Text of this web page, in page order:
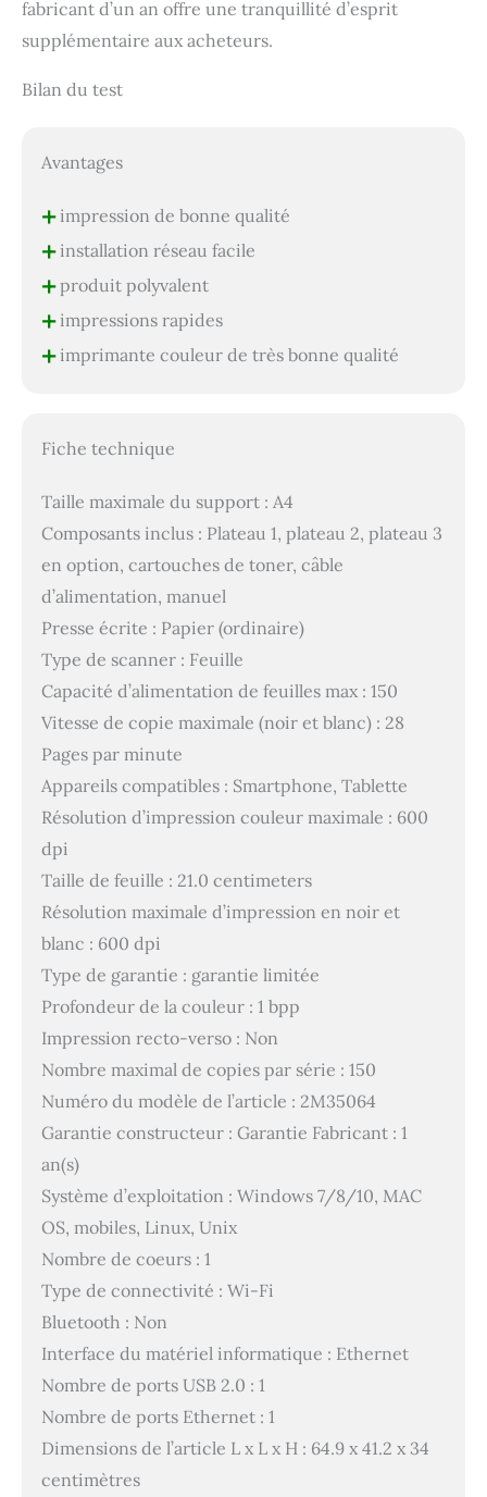
fabricant d’un an offre une tranquillité d’esprit
supplémentaire aux acheteurs.
Bilan du test
Avantages
+impression de bonne qualité
+installation réseau facile
+produit polyvalent
+impressions rapides
+imprimante couleur de très bonne qualité
Fiche technique
Taille maximale du support : A4
Composants inclus : Plateau 1, plateau 2, plateau 3
en option, cartouches de toner, câble
d’alimentation, manuel
Presse écrite : Papier (ordinaire)
Type de scanner : Feuille
Capacité d’alimentation de feuilles max : 150
Vitesse de copie maximale (noir et blanc) : 28
Pages par minute
Appareils compatibles : Smartphone, Tablette
Résolution d’impression couleur maximale : 600
dpi
Taille de feuille : 21.0 centimeters
Résolution maximale d’impression en noir et
blanc : 600 dpi
Type de garantie : garantie limitée
Profondeur de la couleur : 1 bpp
Impression recto-verso : Non
Nombre maximal de copies par série : 150
Numéro du modèle de l’article : 2M35064
Garantie constructeur : Garantie Fabricant : 1
an(s)
Système d’exploitation : Windows 7/8/10, MAC
OS, mobiles, Linux, Unix
Nombre de coeurs : 1
Type de connectivité : Wi-Fi
Bluetooth : Non
Interface du matériel informatique : Ethernet
Nombre de ports USB 2.0 : 1
Nombre de ports Ethernet : 1
Dimensions de l’article L x L x H : 64.9 x 41.2 x 34
centimètres